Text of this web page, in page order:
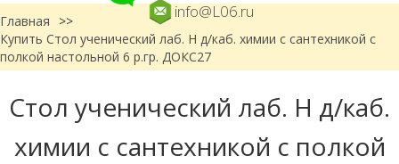
info@L06.ru
Главная
>>
Купить Стол ученический лаб. Н д/каб. химии с сантехникой с
полкой настольной 6 р.гр. ДОКС27
Стол ученический лаб. Н д/каб.
химии с сантехникой с полкой